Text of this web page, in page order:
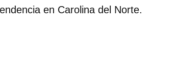
en Carolina del Norte.